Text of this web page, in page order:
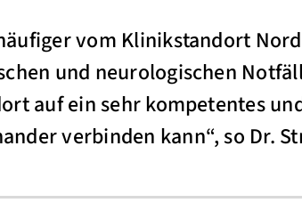
vom Klinikstandort
und neurologischen
auf ein sehr kompetentes
verbinden kann“, so Dr.